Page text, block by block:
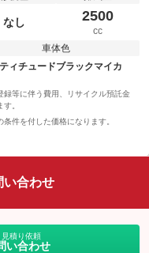
なし 2500
cc
車体色
ィチュードブラックマイカ
等に伴う費用、リサイクル預託金
。
件を付した価格になります。
い合わせ
見積り依頼
い合わせ